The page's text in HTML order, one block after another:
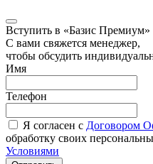
Вступить в «Базис Премиум»
С вами свяжется менеджер,
чтобы обсудить
Имя
Телефон
Я согласен с Договором
обработку своих
Условиями